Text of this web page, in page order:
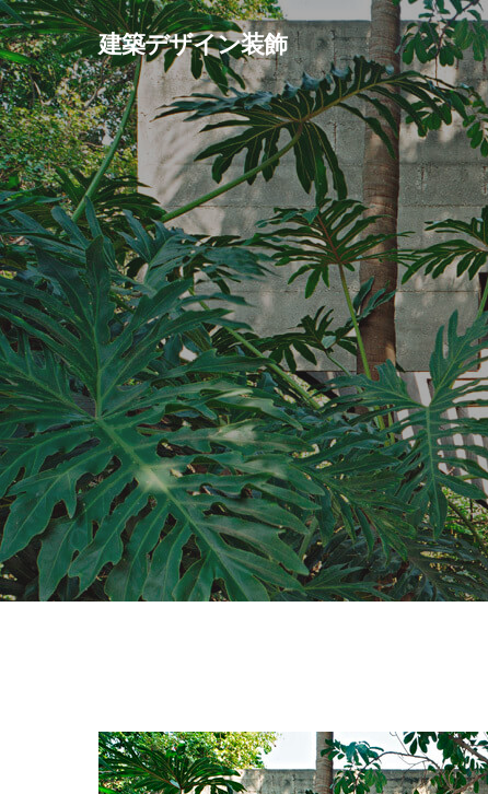
Skip
to
main
content
建築デザイン装飾